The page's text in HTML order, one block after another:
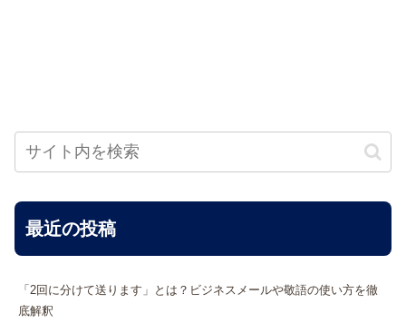
最近の投稿
「2回に分けて送ります」とは？ビジネスメールや敬語の使い方を徹
底解釈